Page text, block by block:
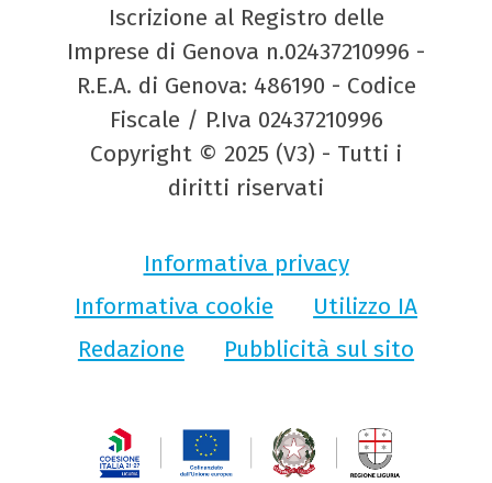
Iscrizione al Registro delle
Imprese di Genova n.02437210996 -
R.E.A. di Genova: 486190 - Codice
Fiscale / P.Iva 02437210996
Copyright © 2025 (V3) - Tutti i
diritti riservati
Informativa privacy
Informativa cookie
Utilizzo IA
Redazione
Pubblicità sul sito